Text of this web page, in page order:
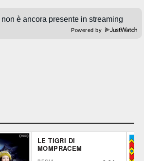
Powered by
LE TIGRI DI
MOMPRACEM